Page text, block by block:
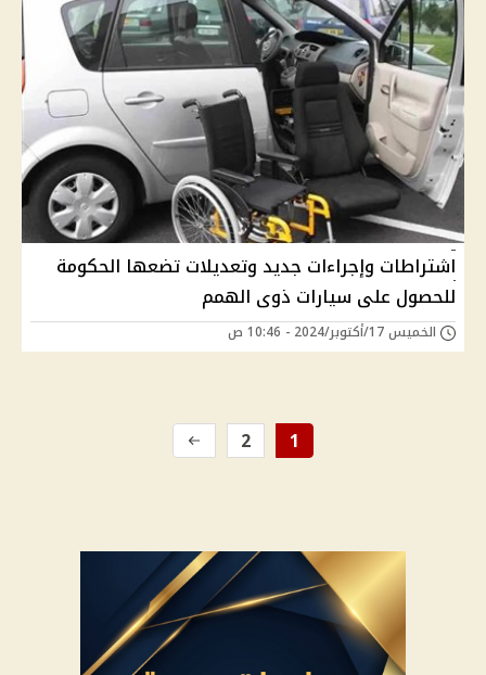
اشتراطات وإجراءات جديد وتعديلات تضعها الحكومة
للحصول على سيارات ذوى الهمم
الخميس 17/أكتوبر/2024 - 10:46 ص
1
2